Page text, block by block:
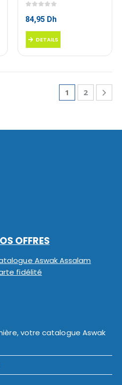
84,95 Dh
DETAILS
1 2
OFFRES
Aswak Assalam
fidélité
votre catalogue Aswak